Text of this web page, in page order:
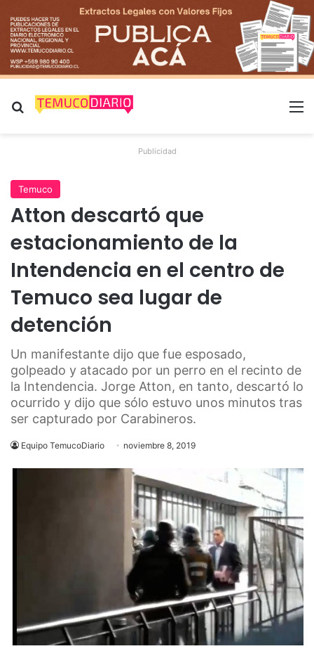
Buscar por
Publicidad
Temuco
Atton descartó que
estacionamiento de la
Intendencia en el centro de
Temuco sea lugar de
detención
Un manifestante dijo que fue esposado,
golpeado y atacado por un perro en el recinto de
la Intendencia. Jorge Atton, en tanto, descartó lo
ocurrido y dijo que sólo estuvo unos minutos tras
ser capturado por Carabineros.
Equipo TemucoDiario noviembre 8, 2019